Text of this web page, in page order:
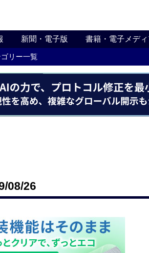
新聞・電子版 書籍・電子メディ
リー一覧
08/26